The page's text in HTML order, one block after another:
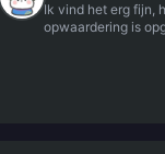
Ik vind het erg fijn,
opwaardering is